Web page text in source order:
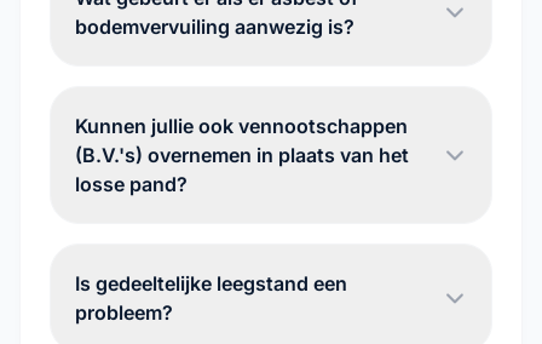
bodemvervuiling aanwezig is?
(B.V.'s) overnemen in plaats van het
losse pand?
probleem?